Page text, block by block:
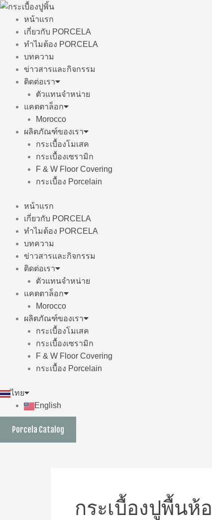
Skip
content
หน้าแรก
เกี่ยวกับ PORCELA
ทำไมต้อง PORCELA
บทความ
ข่าวสารและกิจกรรม
ติดต่อเรา
ตัวแทนจำหน่าย
แคตตาล็อก
Morocco
ผลิตภัณฑ์ของเรา
กระเบื้องโมเสค
กระเบื้องเซรามิก
F & W Floor Covering
กระเบื้อง Porcelain
หน้าแรก
เกี่ยวกับ PORCELA
ทำไมต้อง PORCELA
บทความ
ข่าวสารและกิจกรรม
ติดต่อเรา
ตัวแทนจำหน่าย
แคตตาล็อก
Morocco
ผลิตภัณฑ์ของเรา
กระเบื้องโมเสค
กระเบื้องเซรามิก
F & W Floor Covering
กระเบื้อง Porcelain
ไทย
English
Porcela Catalog
กระเบื้องปูพื้นห้